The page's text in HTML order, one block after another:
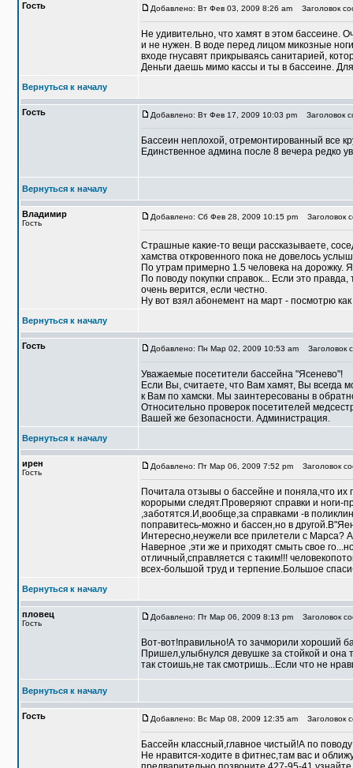
Гость Добавлено: Вт Фев 03, 2009 8:26 am Заголовок
Не удивительно, что хамят в этом бассеине.
и не нужен. В воде перед лицом микозные
входе гнусавят прикрываясь санитарией,
Деньги даешь мимо кассы и ты в бассеине.
Вернуться к началу
Гость Добавлено: Вт Фев 17, 2009 10:03 pm Заголовок
Бассеин неплохой, отремонтированный все
Единственное админа после 8 вечера редко
Вернуться к началу
Владимир
Гость
Добавлено: Сб Фев 28, 2009 10:15 pm Заголовок
Страшные какие-то вещи рассказываете,
хамства откровенного пока не довелось
По утрам примерно 1.5 человека на дорожку.
По поводу покупки справок... Если это
очень верится, если честно.
Ну вот взял абонемент на март - посмотрю
Вернуться к началу
Гость Добавлено: Пн Мар 02, 2009 10:53 am Заголовок
Уважаемые посетители бассейна "Ясенево"!
Если Вы, считаете, что Вам хамят, Вы всегда
к Вам по хамски. Мы заинтересованы в
Относительно проверок посетителей
Вашей же безопасности. Администрация.
Вернуться к началу
ирен
Гость
Добавлено: Пт Мар 06, 2009 7:52 pm Заголовок
Почитала отзывы о бассейне и поняла,что
корорыми следят.Проверяют справки и ноги-
,заботятся.И,вообще,за справками -в
поправитесь-можно и бассен,но в
Интересно,неужели все прилетели с Марса? А
Наверное ,эти же и приходят смыть свое
отличный,справляется с таким!!!
всех-большой труд и терпение.Большое
Вернуться к началу
пловец
Гость
Добавлено: Пт Мар 06, 2009 8:13 pm Заголовок
Вот-вот!правильно!А то зачморили хороший
Пришел,улыбнулся девушке за стойкой и она
так стоишь,не так смотришь...Если что не
Вернуться к началу
Гость Добавлено: Вс Мар 08, 2009 12:35 am Заголовок
Бассейн классный,главное чистый!А по
Не нравится-ходите в фитнес,там вас и